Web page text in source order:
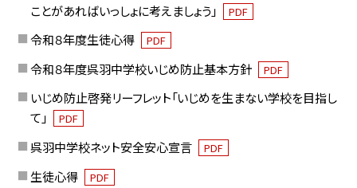
ことがあればいっしょに考えましょう」
PDF
令和８年度生徒心得 PDF
令和８年度呉羽中学校いじめ防止基本方針 PDF
いじめ防止啓発リーフレット「いじめを生まない学校を目指し
て」
PDF
呉羽中学校ネット安全安心宣言 PDF
生徒心得 PDF